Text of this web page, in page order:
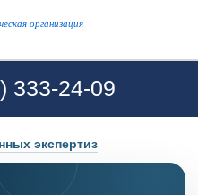
организация
333-24-09
экспертиз